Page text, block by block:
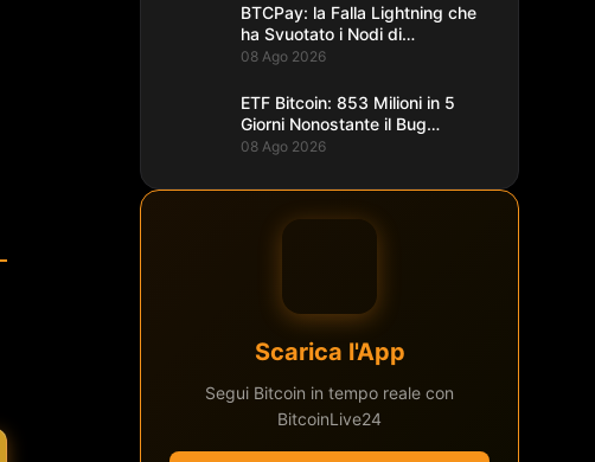
BTCPay: la Falla Lightning che
ha Svuotato i Nodi di
Foundation
08 Ago 2026
ETF Bitcoin: 853 Milioni in 5
Giorni Nonostante il Bug
Coldcard
08 Ago 2026
Scarica l'App
Segui Bitcoin in tempo reale con
BitcoinLive24